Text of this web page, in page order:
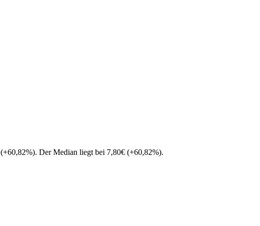
(+60,82%). Der Median liegt bei 7,80€ (+60,82%).